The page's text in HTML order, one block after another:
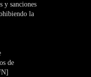
y sanciones
la
de